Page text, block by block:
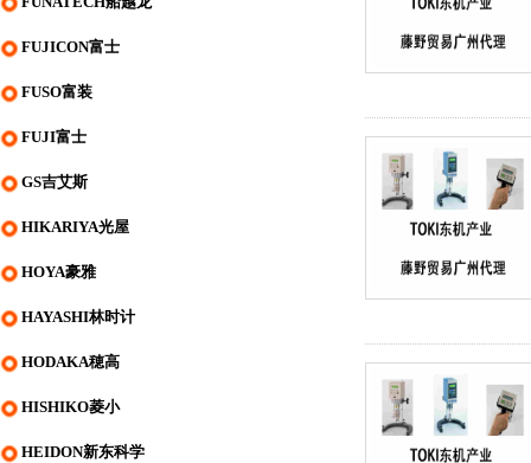
FUJICON富士
FUSO富装
FUJI富士
GS吉艾斯
HIKARIYA光屋
HOYA豪雅
HAYASHI林时计
HODAKA穂高
HISHIKO菱小
HEIDON新东科学